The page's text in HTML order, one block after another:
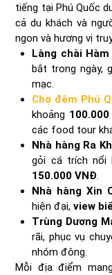
tiếng tại Phú Quốc
cả du khách và
ngon và hương vị
Làng chài Hàm
bắt trong ngày,
mạc.
Chợ đêm Phú
khoảng
các food tour
Nhà hàng Ra
gỏi cá trích nổi
150.000 VNĐ.
Nhà hàng Xin
hiện đại,view
Trùng Dương
rãi, phục vụ
nhóm đông.
Mỗi địa điểm